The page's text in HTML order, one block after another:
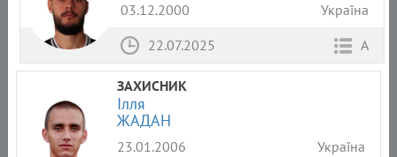
03.12.2000
Україна
22.07.2025
А
ЗАХИСНИК
Ілля
ЖАДАН
23.01.2006
Україна